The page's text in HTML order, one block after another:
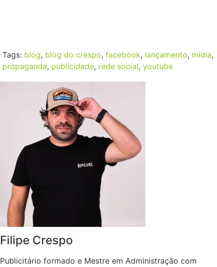
Tags: blog, blog do crespo, facebook, lançamento, mídia,
propaganda, publicidade, rede social, youtube
Filipe Crespo
Publicitário formado e Mestre em Administração com